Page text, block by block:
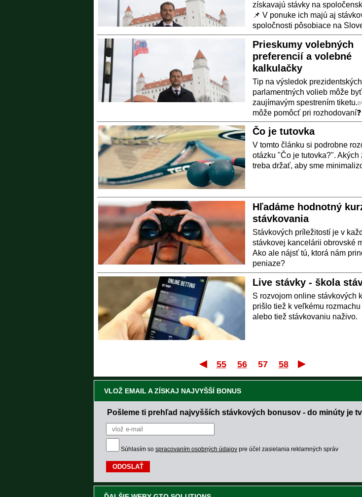
získavajú stávky na
📌 V ponuke ich majú aj
spoločnosti pôsobiace na
Prieskumy volebných
preferencií a volebné
kalkulačky
Tip na výsledok
parlamentných volieb môže byť
zaujímavým spestrením
môže pomôcť pri rozhodovaní❓
Čo je tutovka
V tomto článku si podrobne
otázku "Čo je tutovka?". Akých
treba držať, aby sme
Hľadáme hodnotný
stávkovania
Stávkových príležitostí je v
stávkovej kancelárii obrovské
Ako ale nájsť tú, ktorá nám
peniaze?
Live stávky - škola
S rozvojom online stávkových
prišlo tiež k veľkému
alebo tiež stávkovaniu naživo.
Prvý
55 56 57 58
VLOŽ EMAIL A ZÍSKAJ NAJVYŠŠÍ BONUS
Pošleme ti prehľad najvyšších stávkových bonusov - do minúty je
Súhlasím so spracovaním osobných údajov pre účel zasielania reklamných správ